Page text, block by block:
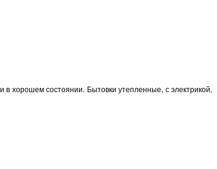
хорошем состоянии. Бытовки утепленные, с электрикой,